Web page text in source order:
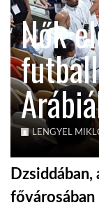
KÖZEL-KELET
AUSZTRÁLIA
A VILÁG ITTHON
MÉDIA
Nők
LENGYEL